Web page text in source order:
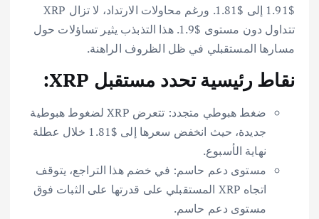
$1.91 إلى $1.81. ورغم محاولات الارتداد، لا تزال XRP
تتداول دون مستوى $1.9. هذا التذبذب يثير تساؤلات حول
مسارها المستقبلي في ظل الظروف الراهنة.
نقاط رئيسية تحدد مستقبل XRP:
ضغط هبوطي متجدد: تتعرض XRP لضغوط هبوطية
جديدة، حيث انخفض سعرها إلى $1.81 خلال عطلة
نهاية الأسبوع.
مستوى دعم حاسم: في خضم هذا التراجع، يتوقف
اتجاه XRP المستقبلي على قدرتها على الثبات فوق
مستوى دعم حاسم.